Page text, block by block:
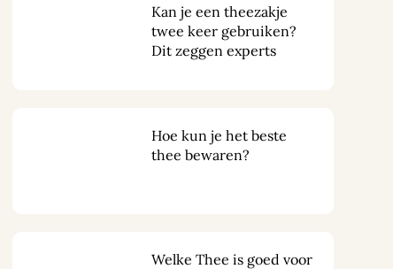
Kan je een theezakje
twee keer gebruiken?
Dit zeggen experts
Hoe kun je het beste
thee bewaren?
Welke Thee is goed voor